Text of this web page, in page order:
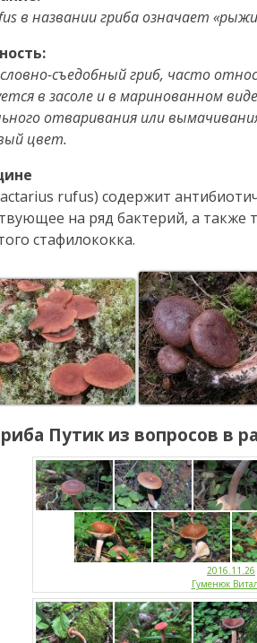
в названии гриба означает
словно-съедобный гриб, часто
в засоле и в маринованном
отваривания или
цвет.
rufus) содержит
на ряд бактерий, а также
стафилококка.
Путик из вопросов в
2016.11.26
Гуменюк